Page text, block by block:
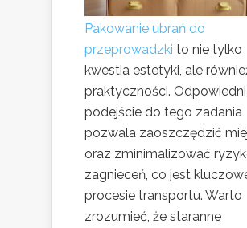
Pakowanie ubrań do
przeprowadzki to nie tylko
kwestia estetyki, ale
praktyczności.
podejście do tego zadania
pozwala zaoszczędzić
oraz zminimalizować
zagnieceń, co jest
procesie transportu. Warto
zrozumieć, że staranne